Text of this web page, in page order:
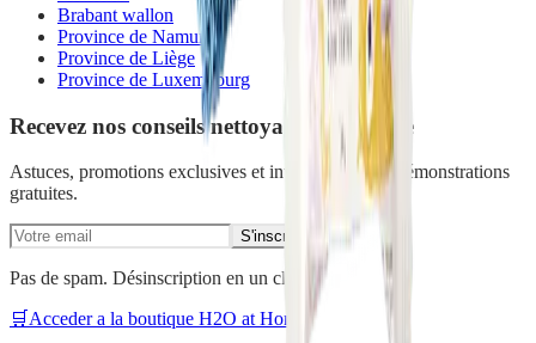
Brabant wallon
Province de Namur
Province de Liège
Province de Luxembourg
Recevez nos conseils nettoyage écologique
Astuces, promotions exclusives et invitations à nos démonstrations
gratuites.
S'inscrire
Pas de spam. Désinscription en un clic.
🛒 Acceder a la boutique H2O at Home